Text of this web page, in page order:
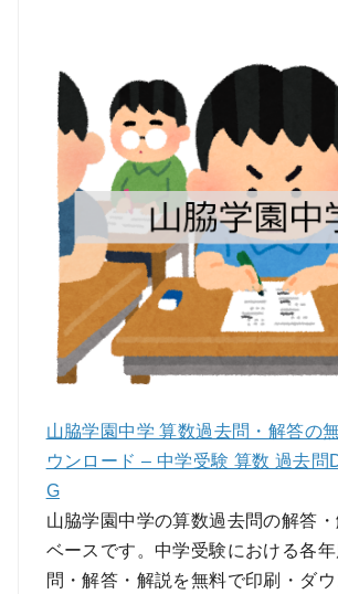
山脇学園中学 算数過去問・解答の
ウンロード – 中学受験 算数 過去問
G
山脇学園中学の算数過去問の解答
ベースです。中学受験における各
問・解答・解説を無料で印刷・ダ